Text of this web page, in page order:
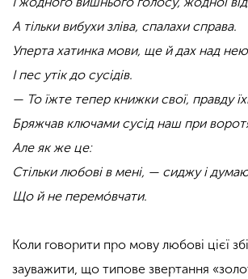
А тільки вибухи зліва, спалахи справа.
Уперта хатинка мови, ще й дах над нею
І пес утік до сусідів.
— То їжте тепер книжки свої, правду
Бряжчав ключами сусід наш при
Але як же це:
Стільки любові в мені, — сиджу і
Що й не перемóвчати.
Коли говорити про мову любові цієї
зауважити, що типове звертання